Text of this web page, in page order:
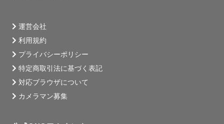
運営会社
利用規約
プライバシーポリシー
特定商取引法に基づく表記
対応ブラウザについて
カメラマン募集